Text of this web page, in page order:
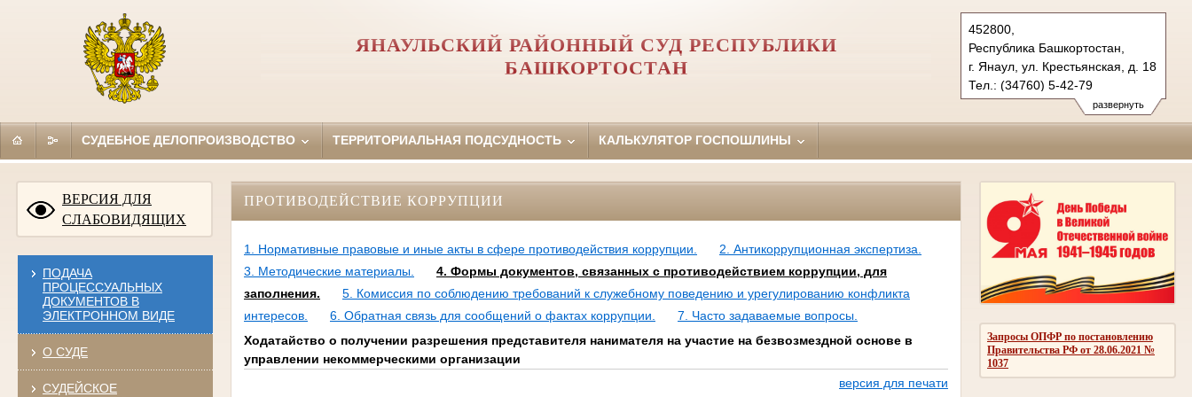
развернуть
452800,
Республика Башкортостан,
г. Янаул, ул. Крестьянская, д. 18
Тел.: (34760) 5-42-79
yanaulsky.bkr@sudrf.ru
ЯНАУЛЬСКИЙ РАЙОННЫЙ СУД РЕСПУБЛИКИ
БАШКОРТОСТАН
СУДЕБНОЕ ДЕЛОПРОИЗВОДСТВО ТЕРРИТОРИАЛЬНАЯ ПОДСУДНОСТЬ КАЛЬКУЛЯТОР ГОСПОШЛИНЫ
ВЕРСИЯ ДЛЯ
СЛАБОВИДЯЩИХ
ПОДАЧА
ПРОЦЕССУАЛЬНЫХ
ДОКУМЕНТОВ В
ЭЛЕКТРОННОМ ВИДЕ
О СУДЕ
СУДЕЙСКОЕ
Запросы ОПФР по постановлению
Правительства РФ от 28.06.2021 №
1037
ПРОТИВОДЕЙСТВИЕ КОРРУПЦИИ
1. Нормативные правовые и иные акты в сфере противодействия коррупции.
2. Антикоррупционная экспертиза.
3. Методические материалы.
4. Формы документов, связанных с противодействием коррупции, для
заполнения.
5. Комиссия по соблюдению требований к служебному поведению и урегулированию конфликта
интересов.
6. Обратная связь для сообщений о фактах коррупции.
7. Часто задаваемые вопросы.
Ходатайство о получении разрешения представителя нанимателя на участие на безвозмездной основе в
управлении некоммерческими организации
версия для печати